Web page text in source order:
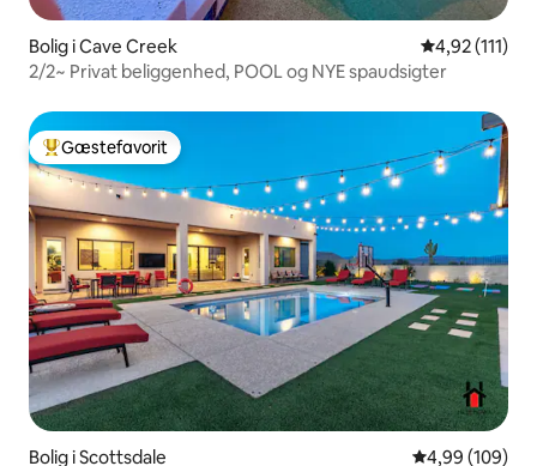
Bolig i Cave Creek 4,92 ud af 5 i
4,92 (111)
2/2~ Privat beliggenhed, POOL og NYE spaudsigter
Bedste gæstefavorit
Gæstefavorit
Bolig i Scottsdale 4,99 ud af 5 i
4,99 (109)